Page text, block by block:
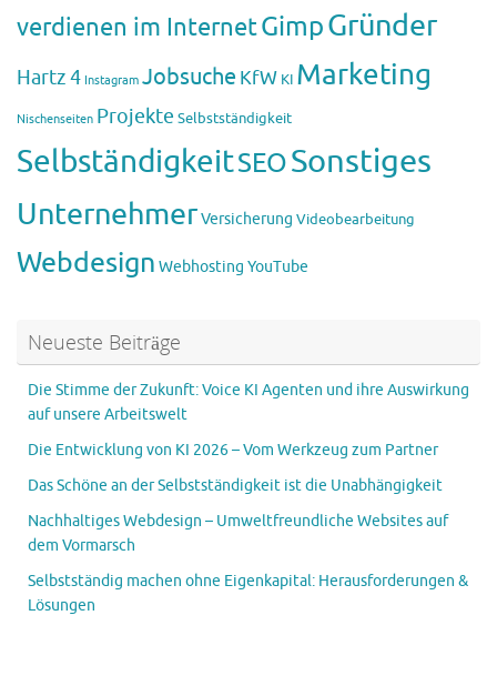
verdienen im InternetGimpGründer
Hartz 4 Instagram Jobsuche KfW KI Marketing
Nischenseiten Projekte Selbstständigkeit
SelbständigkeitSEOSonstiges
UnternehmerVersicherung Videobearbeitung
Webdesign Webhosting YouTube
Neueste Beiträge
Die Stimme der Zukunft: Voice KI Agenten und ihre Auswirkung
auf unsere Arbeitswelt
Die Entwicklung von KI 2026 – Vom Werkzeug zum Partner
Das Schöne an der Selbstständigkeit ist die Unabhängigkeit
Nachhaltiges Webdesign – Umweltfreundliche Websites auf
dem Vormarsch
Selbstständig machen ohne Eigenkapital: Herausforderungen &
Lösungen